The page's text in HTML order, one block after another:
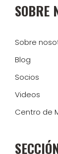
SOBRE
Sobre
Blog
Socios
Videos
Centro de